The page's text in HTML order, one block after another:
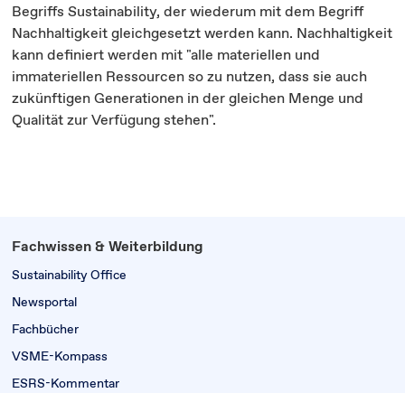
Begriffs Sustainability, der wiederum mit dem Begriff
Nachhaltigkeit gleichgesetzt werden kann. Nachhaltigkeit
kann definiert werden mit "alle materiellen und
immateriellen Ressourcen so zu nutzen, dass sie auch
zukünftigen Generationen in der gleichen Menge und
Qualität zur Verfügung stehen".
Fachwissen & Weiterbildung
Sustainability Office
Newsportal
Fachbücher
VSME-Kompass
ESRS-Kommentar